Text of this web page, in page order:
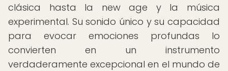
clásica hasta la new age y la música
experimental. Su sonido único y su capacidad
para evocar emociones profundas lo
convierten en un instrumento
verdaderamente excepcional en el mundo de